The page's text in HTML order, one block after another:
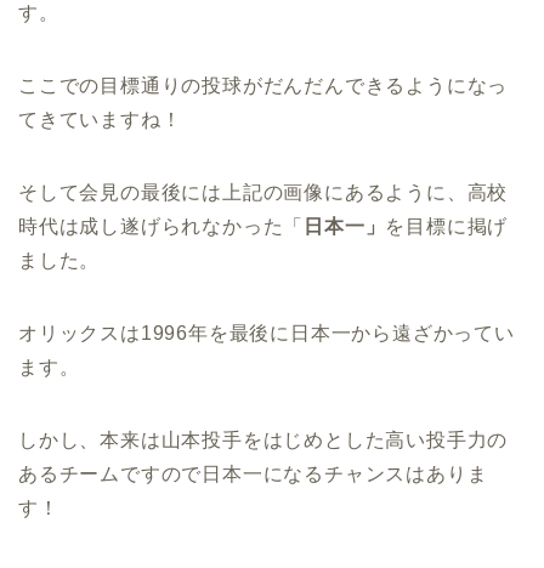
す。
ここでの目標通りの投球がだんだんできるようになっ
てきていますね！
そして会見の最後には上記の画像にあるように、高校
時代は成し遂げられなかった「
日本一」 を目標に掲げ
ました。
オリックスは1996年を最後に日本一から遠ざかってい
ます。
しかし、本来は山本投手をはじめとした高い投手力の
あるチームですので日本一になるチャンスはありま
す！